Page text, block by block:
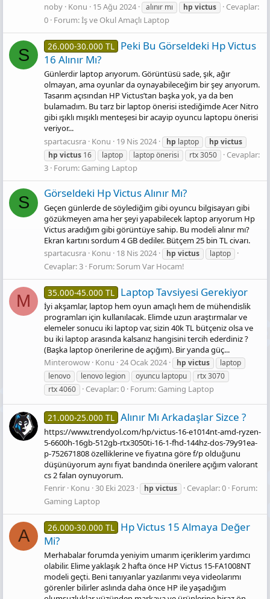
noby Konu 15 Ağu 2024 alınır mı hp victus
Cevaplar:
0 Forum:İş ve Okul Amaçlı Laptop
S 26.000-30.000 TL Peki Bu Görseldeki Hp Victus
16 Alınır Mı?
Günlerdir laptop arıyorum. Görüntüsü sade, şık, ağır
olmayan, ama oyunlar da oynayabileceğim bir şey arıyorum.
Tasarım açısından HP Victus’tan başka yok, ya da ben
bulamadım. Bu tarz bir laptop önerisi istediğimde Acer Nitro
gibi ışıklı mışıklı menteşesi bir acayip oyuncu laptopu önerisi
veriyor...
spartacusra Konu 19 Nis 2024 hp laptop hp victus
hp victus 16 laptop laptop önerisi rtx 3050
Cevaplar:
3 Forum: Gaming Laptop
S Görseldeki Hp Victus Alınır Mı?
Geçen günlerde de söylediğim gibi oyuncu bilgisayarı gibi
gözükmeyen ama her şeyi yapabilecek laptop arıyorum Hp
Victus aradığım gibi görüntüye sahip. Bu modeli alınır mı?
Ekran kartını sordum 4 GB dediler. Bütçem 25 bin TL civarı.
spartacusra Konu 18 Nis 2024 hp victus laptop
Cevaplar: 3 Forum:Sorum Var Hocam!
M 35.000-45.000 TL Laptop Tavsiyesi Gerekiyor
İyi akşamlar, laptop hem oyun amaçlı hem de mühendislik
programları için kullanılacak. Elimde uzun araştırmalar ve
elemeler sonucu iki laptop var, sizin 40k TL bütçeniz olsa ve
bu iki laptop arasında kalsanız hangisini tercih ederdiniz ?
(Başka laptop önerilerine de açığım). Bir yanda güç...
Minterowow Konu 24 Ocak 2024 hp victus
laptop
lenovo
lenovo legion oyuncu laptopu
rtx 3070
rtx 4060
Cevaplar: 0 Forum: Gaming Laptop
21.000-25.000 TL Alınır Mı Arkadaşlar Sizce ?
https://www.trendyol.com/hp/victus-16-e1014nt-amd-ryzen-
5-6600h-16gb-512gb-rtx3050ti-16-1-fhd-144hz-dos-79y91ea-
p-752671808 özelliklerine ve fiyatına göre f/p olduğunu
düşünüyorum aynı fiyat bandında önerilere açığım valorant
cs 2 falan oynuyorum.
Fenrir Konu 30 Eki 2023 hp victus Cevaplar: 0 Forum:
Gaming Laptop
A 26.000-30.000 TL Hp Victus 15 Almaya Değer
Mi?
Merhabalar forumda yeniyim umarım içeriklerim yardımcı
olabilir. Elime yaklaşık 2 hafta önce HP Victus 15-FA1008NT
modeli geçti. Beni tanıyanlar yazılarımı veya videolarımı
görenler bilirler aslında daha önce HP ile yaşadığım